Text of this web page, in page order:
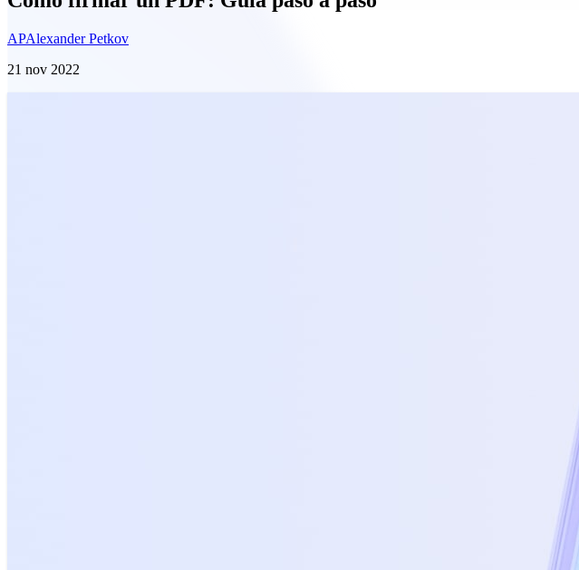
APAlexander Petkov
21 nov 2022